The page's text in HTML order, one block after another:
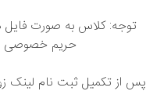
توجه: کلاس به صورت فایل
حریم خصوصی و
پس از تکمیل ثبت نام لینک